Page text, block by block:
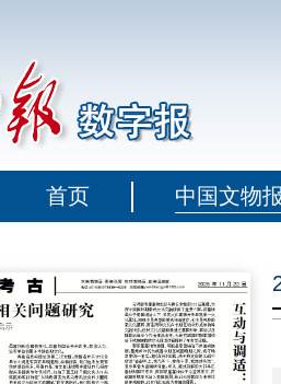
首页 中国文物